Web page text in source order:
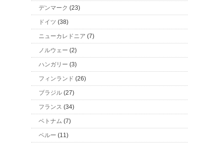
デンマーク (23)
ドイツ (38)
ニューカレドニア (7)
ノルウェー (2)
ハンガリー (3)
フィンランド (26)
ブラジル (27)
フランス (34)
ベトナム (7)
ペルー (11)